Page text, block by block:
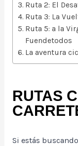
Ruta 2: El
Ruta 3: La
Ruta 5: a la
Fuendetodos
La aventura
RUTAS
Si estás